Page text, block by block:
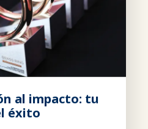
al impacto: tu
éxito